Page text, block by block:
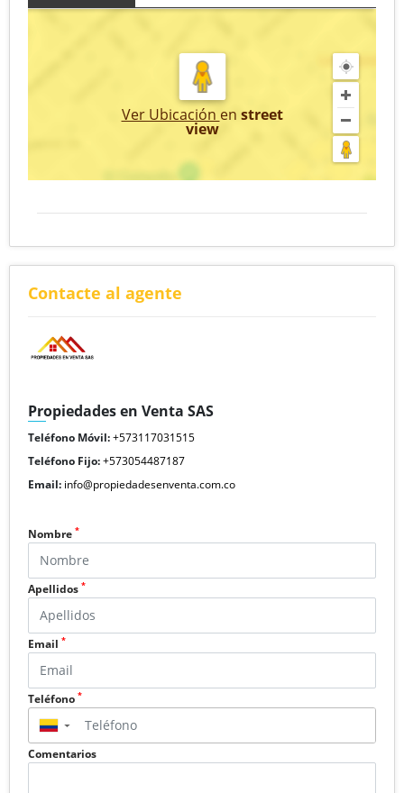
Ver Ubicación en street
view
Contacte al agente
Propiedades en Venta SAS
Teléfono Móvil:+573117031515
Teléfono Fijo:+573054487187
Email: info@propiedadesenventa.com.co
Nombre *
Apellidos *
Email *
Teléfono *
▼
Comentarios